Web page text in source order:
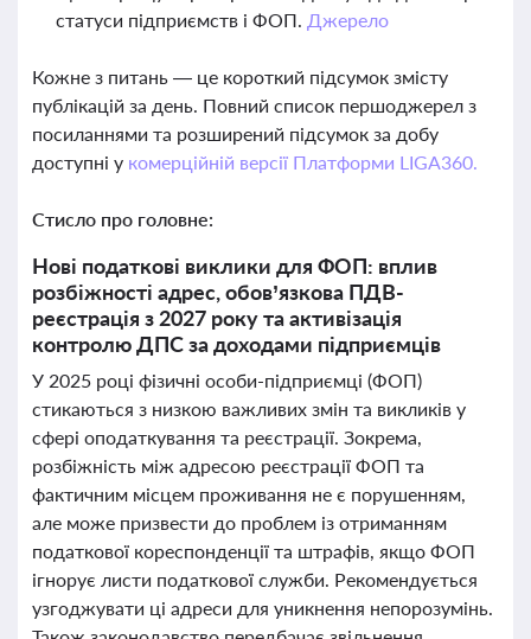
статуси підприємств і ФОП. Джерело
Кожне з питань — це короткий підсумок змісту
публікацій за день. Повний список першоджерел з
посиланнями та розширений підсумок за добу
доступні у комерційній версії Платформи LIGA360.
Стисло про головне:
Нові податкові виклики для ФОП: вплив
розбіжності адрес, обов’язкова ПДВ-
реєстрація з 2027 року та активізація
контролю ДПС за доходами підприємців
У 2025 році фізичні особи-підприємці (ФОП)
стикаються з низкою важливих змін та викликів у
сфері оподаткування та реєстрації. Зокрема,
розбіжність між адресою реєстрації ФОП та
фактичним місцем проживання не є порушенням,
але може призвести до проблем із отриманням
податкової кореспонденції та штрафів, якщо ФОП
ігнорує листи податкової служби. Рекомендується
узгоджувати ці адреси для уникнення непорозумінь.